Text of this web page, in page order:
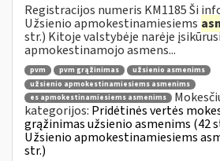
Registracijos numeris KM1185 Ši
Užsienio apmokestinamiesiems
str.) Kitoje valstybėje narėje
apmokestinamojo asmens...
pvm pvm grąžinimas
užsienio asmenims
užsienio apmokestinamiesiems asmenims
es apmokestinamiesiems asmenims
kategorijos: Pridėtinės vertės
grąžinimas užsienio asmenims (42
Užsienio apmokestinamiesiems
str.)